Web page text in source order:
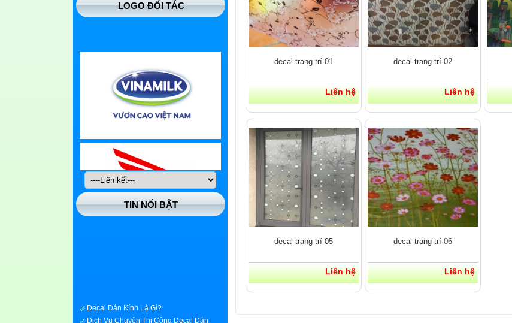
decal trang trí-01
Liên hệ
decal trang trí-02
Liên hệ
decal trang trí-05
Liên hệ
decal trang trí-06
Liên hệ
LOGO ĐỐI TÁC
TIN NỔI BẬT